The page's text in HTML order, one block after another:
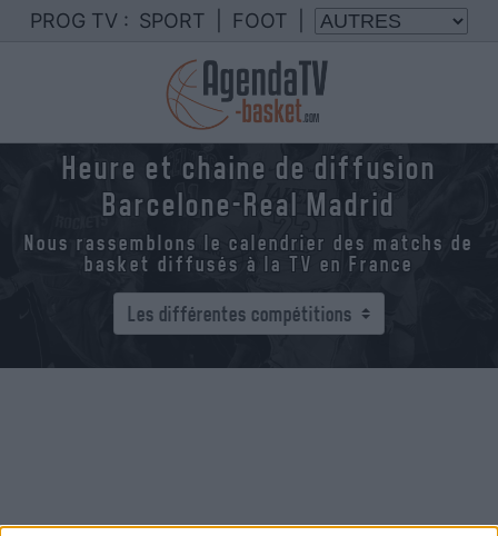
PROG TV : SPORT FOOT
Heure et chaine de diffusion
Barcelone-Real Madrid
Nous rassemblons le calendrier des matchs de
basket diffusés à la TV en France